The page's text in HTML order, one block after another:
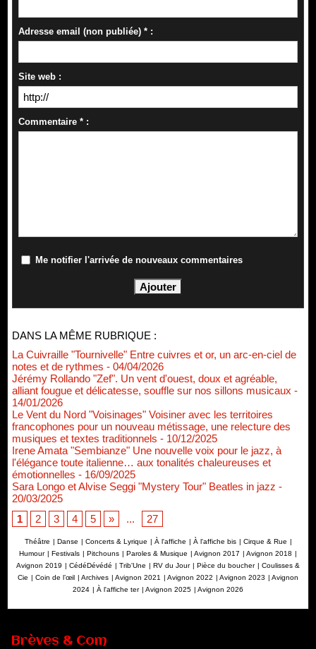
Adresse email (non publiée) * :
Site web :
Commentaire * :
Me notifier l'arrivée de nouveaux commentaires
DANS LA MÊME RUBRIQUE :
La Cuivraille "Tournivelle" Entre cuivres et or, un arc-en-ciel de
notes et de rythmes - 04/04/2026
Jérémy Rollando "Zef". Un vent d'ouest, doux et agréable,
alliant fougue et délicatesse, souffle sur nos sillons musicaux -
14/01/2026
Le Vent du Nord "Voisinages" Voisiner avec les territoires
francophones pour un nouveau métissage, une relecture des
musiques et textes traditionnels - 10/12/2025
Irene Amata "Sembianze" Une nouvelle voix pour le jazz, à
l'élégance toute italienne… aux tonalités chaleureuses et
émotionnelles - 16/09/2025
Sara Longo et Alvise Seggi "Mystery Tour" Beatles in jazz -
20/03/2025
1
2 3 4 5 » ... 27
Théâtre | Danse | Concerts & Lyrique | À l'affiche | À l'affiche bis | Cirque & Rue |
Humour | Festivals | Pitchouns | Paroles & Musique | Avignon 2017 | Avignon 2018 |
Avignon 2019 | CédéDévédé | Trib'Une | RV du Jour | Pièce du boucher | Coulisses &
Cie | Coin de l’œil | Archives | Avignon 2021 | Avignon 2022 | Avignon 2023 | Avignon
2024 | À l'affiche ter | Avignon 2025 | Avignon 2026
Brèves & Com